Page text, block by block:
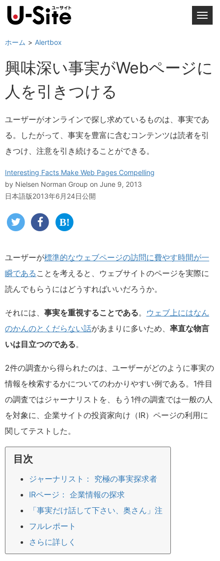
T
e
i
g
ホーム Alertbox
興味深い事実がWebページに
人を引きつける
ユーザーがオンラインで探し求めているものは、事実であ
る。したがって、事実を豊富に含むコンテンツは読者を引
きつけ、注意を引き続けることができる。
Interesting Facts Make Web Pages Compelling
by Nielsen Norman Group on June 9, 2013
日本語版2013年6月24日公開
ユーザーが標準的なウェブページの訪問に費やす時間が一
瞬である ことを考えると、ウェブサイトのページを実際に
読んでもらうにはどうすればいいだろうか。
それには、 事実を重視することである。 ウェブ上にはなん
のかんのとくだらない話があまりに多いため、 率直な物言
いは目立つのである。
2件の調査から得られたのは、ユーザーがどのように事実の
情報を検索するかについてのわかりやすい例である。1件目
の調査ではジャーナリストを、もう1件の調査では一般の人
を対象に、企業サイトの投資家向け（IR）ページの利用に
関してテストした。
目次
ジャーナリスト： 究極の事実探求者
IRページ： 企業情報の探求
「事実だけ話して下さい、奥さん」注
フルレポート
さらに詳しく